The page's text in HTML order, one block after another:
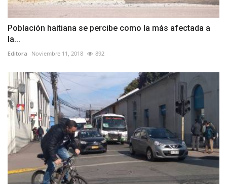
Población haitiana se percibe como la más afectada a
la...
Editora Noviembre 11, 2018 892